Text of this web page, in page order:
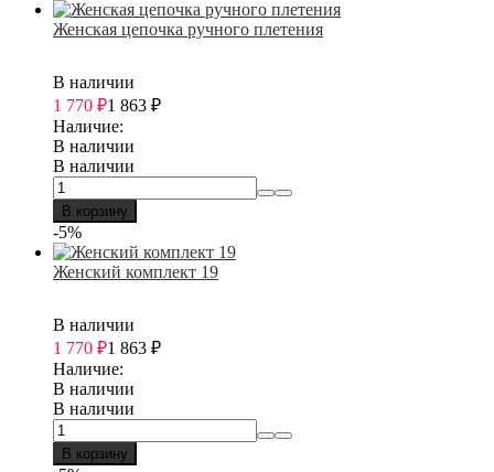
Женская цепочка ручного плетения
В наличии
1 770 ₽1 863 ₽
Наличие:
В наличии
В наличии
В корзину
-5%
Женский комплект 19
В наличии
1 770 ₽1 863 ₽
Наличие:
В наличии
В наличии
В корзину